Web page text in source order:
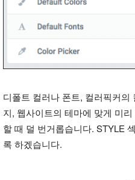
디폴트 컬러나 폰트, 컬러픽커
지, 웹사이트의 테마에 맞게 미
할 때 덜 번거롭습니다. STYLE
록 하겠습니다.